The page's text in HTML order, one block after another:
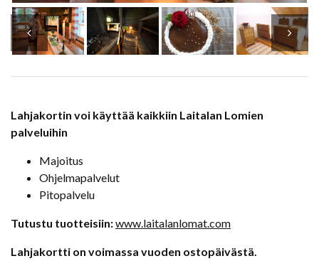
Lahjakortin voi käyttää kaikkiin Laitalan Lomien
palveluihin
Majoitus
Ohjelmapalvelut
Pitopalvelu
Tutustu tuotteisiin:www.laitalanlomat.com
Lahjakortti on voimassa vuoden ostopäivästä.